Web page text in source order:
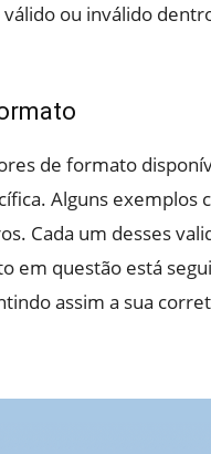
ou inválido
de formato
Alguns exemplos
Cada um desses
em questão está
assim a sua